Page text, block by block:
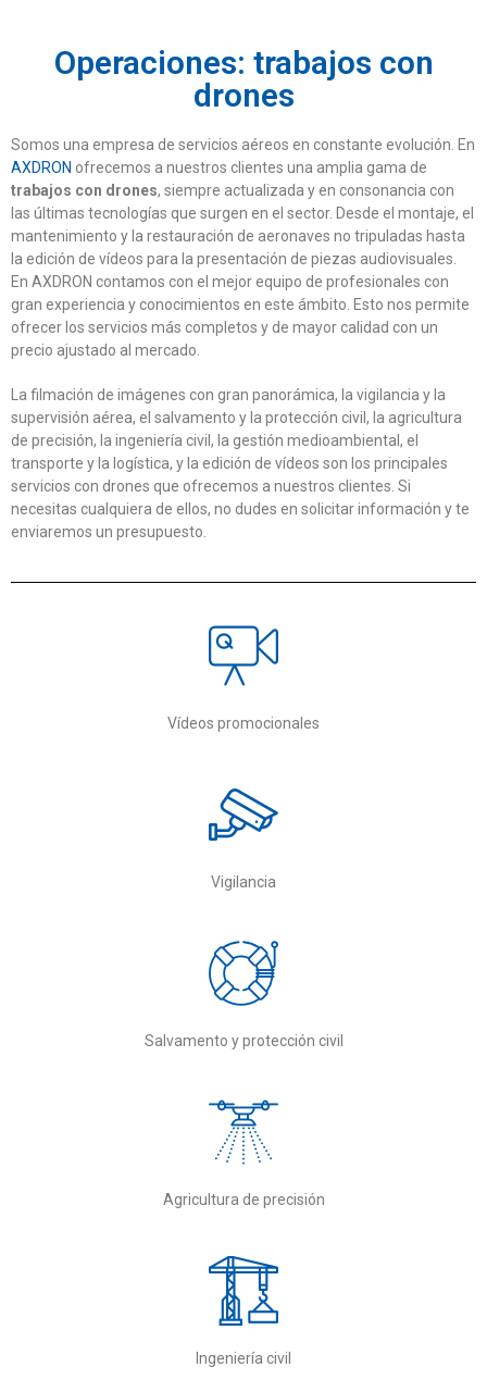
Operaciones: trabajos con
drones
Somos una empresa de servicios aéreos en constante evolución. En
AXDRON ofrecemos a nuestros clientes una amplia gama de
trabajos con drones, siempre actualizada y en consonancia con
las últimas tecnologías que surgen en el sector. Desde el montaje, el
mantenimiento y la restauración de aeronaves no tripuladas hasta
la edición de vídeos para la presentación de piezas audiovisuales.
En AXDRON contamos con el mejor equipo de profesionales con
gran experiencia y conocimientos en este ámbito. Esto nos permite
ofrecer los servicios más completos y de mayor calidad con un
precio ajustado al mercado.
La filmación de imágenes con gran panorámica, la vigilancia y la
supervisión aérea, el salvamento y la protección civil, la agricultura
de precisión, la ingeniería civil, la gestión medioambiental, el
transporte y la logística, y la edición de vídeos son los principales
servicios con drones que ofrecemos a nuestros clientes. Si
necesitas cualquiera de ellos, no dudes en solicitar información y te
enviaremos un presupuesto.
Vídeos promocionales
Vigilancia
Salvamento y protección civil
Agricultura de precisión
Ingeniería civil